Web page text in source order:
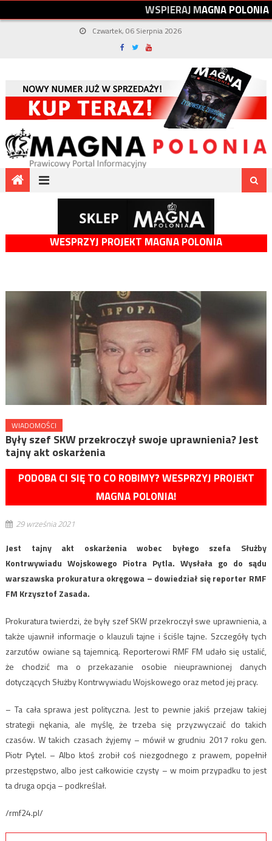
WSPIERAJMAGNAPOLONIA
Czwartek, 06 Sierpnia 2026
WESPRZYJ PROJEKT MAGNA POLONIA
WIADOMOŚCI
Były szef SKW przekroczył swoje uprawnienia? Jest
tajny akt oskarżenia
PODOBA CI SIĘ TO CO ROBIMY? WESPRZYJ PROJEKT
MAGNA POLONIA!
29 września 2021
Jest tajny akt oskarżenia wobec byłego szefa Służby
Kontrwywiadu Wojskowego Piotra Pytla. Wysłała go do sądu
warszawska prokuratura okręgowa – dowiedział się reporter RMF
FM Krzysztof Zasada.
Prokuratura twierdzi, że były szef SKW przekroczył swe uprawnienia, a
także ujawnił informacje o klauzuli tajne i ściśle tajne. Szczegóły tych
zarzutów owiane są tajemnicą. Reporterowi RMF FM udało się ustalić,
że chodzić ma o przekazanie osobie nieuprawnionej danych
dotyczących Służby Kontrwywiadu Wojskowego oraz metod jej pracy.
– Ta cała sprawa jest polityczna. Jest to pewnie jakiś przejaw takiej
strategii nękania, ale myślę, że trzeba się przyzwyczaić do takich
czasów. W takich czasach żyjemy – mówił w grudniu 2017 roku gen.
Piotr Pytel. – Albo ktoś zrobił coś niezgodnego z prawem, popełnił
przestępstwo, albo jest całkowicie czysty – w moim przypadku to jest
ta druga opcja – podkreślał.
/rmf24.pl/